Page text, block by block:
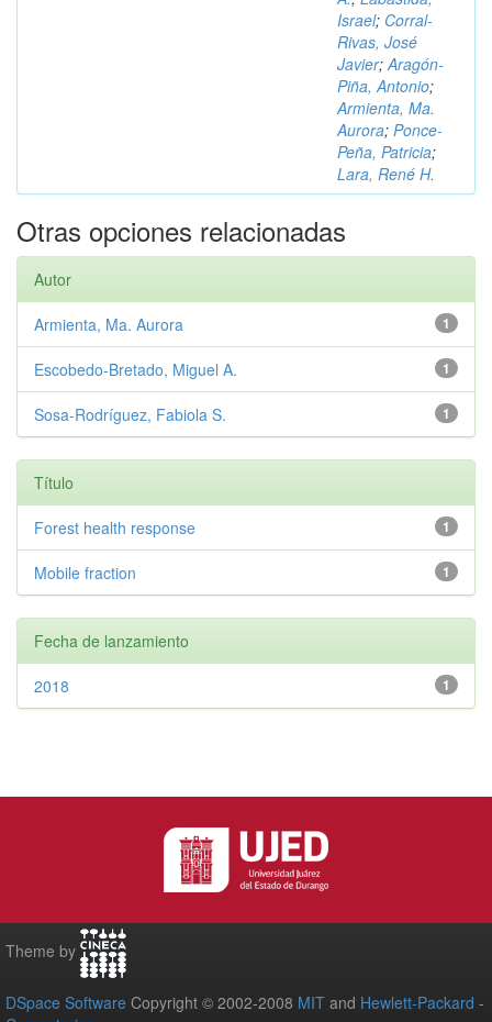
Israel; Corral-
Rivas, José
Javier;Aragón-
Piña, Antonio;
Armienta, Ma.
Aurora; Ponce-
Peña, Patricia;
Lara, René H.
Otras opciones relacionadas
Autor
1
Armienta, Ma. Aurora
1
Escobedo-Bretado, Miguel A.
1
Sosa-Rodríguez, Fabiola S.
Título
1
Forest health response
1
Mobile fraction
Fecha de lanzamiento
1
2018
Theme by
DSpace Software Copyright © 2002-2008 MIT and Hewlett-Packard -